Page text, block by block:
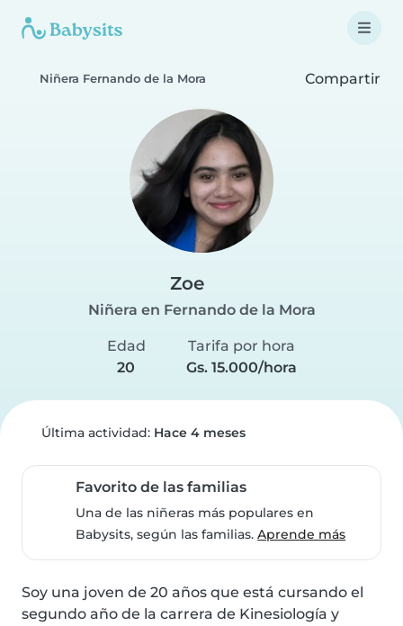
Niñera Fernando de la Mora Compartir
Zoe
Niñera en Fernando de la Mora
Edad
20
Tarifa por hora
Gs. 15.000/hora
Última actividad: Hace 4 meses
Favorito de las familias
Una de las niñeras más populares en
Babysits, según las familias.Aprende más
Soy una joven de 20 años que está cursando el
segundo año de la carrera de Kinesiología y